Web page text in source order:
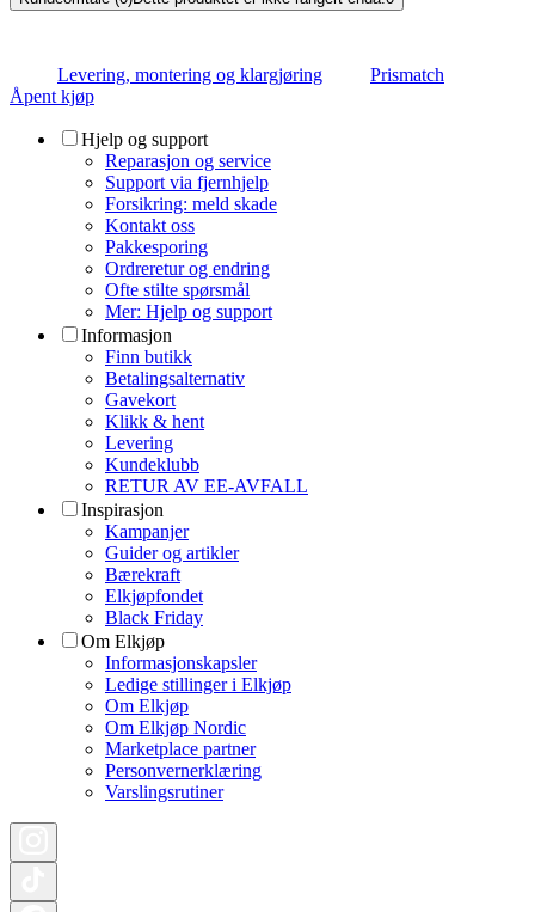
Levering, montering og klargjøring
Prismatch
Åpent kjøp
Hjelp og support
Reparasjon og service
Support via fjernhjelp
Forsikring: meld skade
Kontakt oss
Pakkesporing
Ordreretur og endring
Ofte stilte spørsmål
Mer: Hjelp og support
Informasjon
Finn butikk
Betalingsalternativ
Gavekort
Klikk & hent
Levering
Kundeklubb
RETUR AV EE-AVFALL
Inspirasjon
Kampanjer
Guider og artikler
Bærekraft
Elkjøpfondet
Black Friday
Om Elkjøp
Informasjonskapsler
Ledige stillinger i Elkjøp
Om Elkjøp
Om Elkjøp Nordic
Marketplace partner
Personvernerklæring
Varslingsrutiner